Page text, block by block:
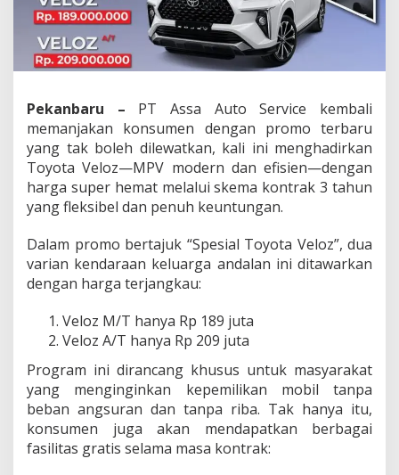
a
r
g
H
m
a
t
,
F
a
i
a
e
n
k
a
p
a
Pekanbaru – PT Assa Auto Service kembali
memanjakan konsumen dengan promo terbaru
yang tak boleh dilewatkan, kali ini menghadirkan
Toyota Veloz—MPV modern dan efisien—dengan
harga super hemat melalui skema kontrak 3 tahun
yang fleksibel dan penuh keuntungan.
Dalam promo bertajuk “Spesial Toyota Veloz”, dua
varian kendaraan keluarga andalan ini ditawarkan
dengan harga terjangkau:
Veloz M/T hanya Rp 189 juta
Veloz A/T hanya Rp 209 juta
Program ini dirancang khusus untuk masyarakat
yang menginginkan kepemilikan mobil tanpa
beban angsuran dan tanpa riba. Tak hanya itu,
konsumen juga akan mendapatkan berbagai
fasilitas gratis selama masa kontrak: